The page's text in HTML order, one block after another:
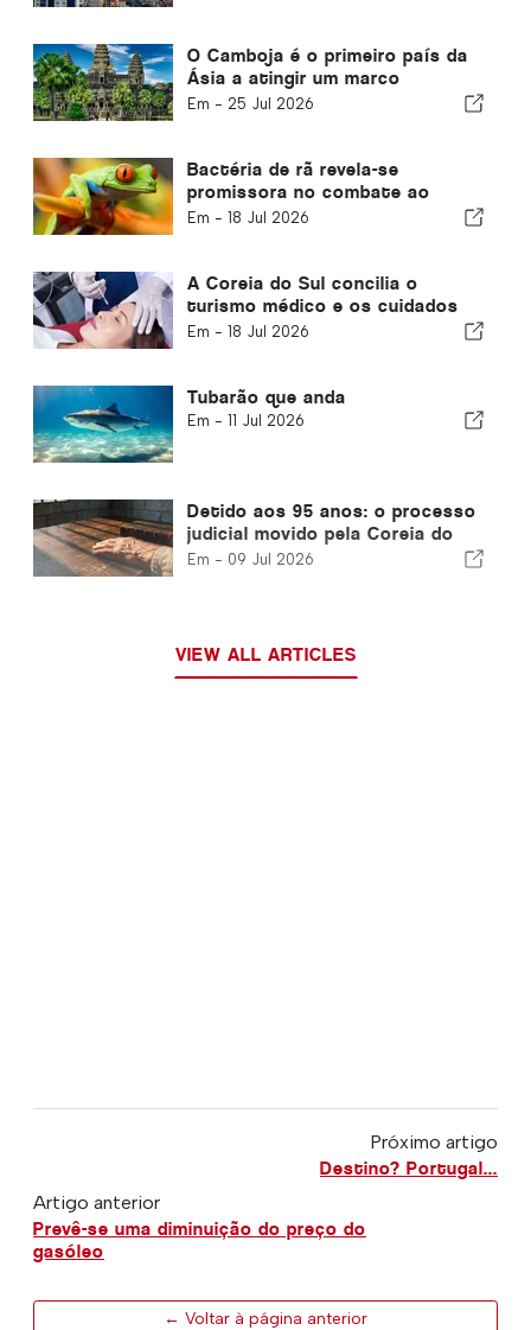
O Camboja é o primeiro país da
Ásia a atingir um marco
importante na luta contra o VIH
Em - 25 Jul 2026
Bactéria de rã revela-se
promissora no combate ao
cancro
Em - 18 Jul 2026
A Coreia do Sul concilia o
turismo médico e os cuidados
de saúde públicos
Em - 18 Jul 2026
Tubarão que anda
Em - 11 Jul 2026
Detido aos 95 anos: o processo
judicial movido pela Coreia do
Sul contra um líder religioso
Em - 09 Jul 2026
VIEW ALL ARTICLES
Próximo artigo
Destino? Portugal...
Artigo anterior
Prevê-se uma diminuição do preço do
gasóleo
← Voltar à página anterior